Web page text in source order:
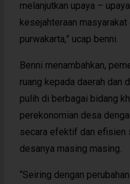
melanjutkan upaya –
kesejahteraan
purwakarta,” ucap benni.
Benni menambahkan,
ruang kepada daerah dan
pulih di berbagai bidang
perekonomian desa
secara efektif dan efisien
desanya masing masing.
“Seiring dengan